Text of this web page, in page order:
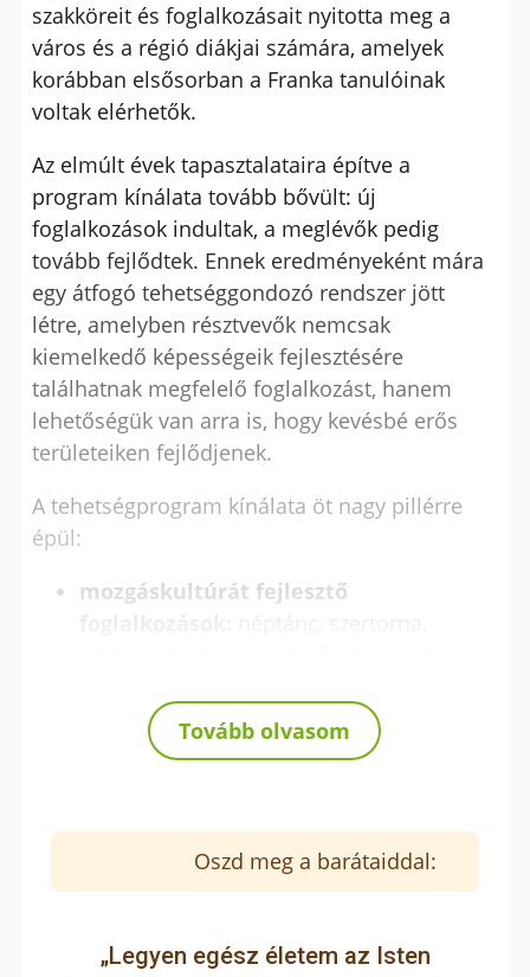
szakköreit és foglalkozásait nyitotta meg a
város és a régió diákjai számára, amelyek
korábban elsősorban a Franka tanulóinak
voltak elérhetők.
Az elmúlt évek tapasztalataira építve a
program kínálata tovább bővült: új
foglalkozások indultak, a meglévők pedig
tovább fejlődtek. Ennek eredményeként mára
egy átfogó tehetséggondozó rendszer jött
létre, amelyben résztvevők nemcsak
kiemelkedő képességeik fejlesztésére
találhatnak megfelelő foglalkozást, hanem
lehetőségük van arra is, hogy kevésbé erős
területeiken fejlődjenek.
A tehetségprogram kínálata öt nagy pillérre
épül:
mozgáskultúrát fejlesztő
megvalósító programok:
rajz és festő
iskola, kántor és orgonista képzés, Bubik
fejlesztő szakköreink:
robotika és
ezermester önképzőkör
csillagászat, és „Én és a teremtett világ”
Tovább olvasom
Oszd meg a barátaiddal:
„Legyen egész életem az Isten